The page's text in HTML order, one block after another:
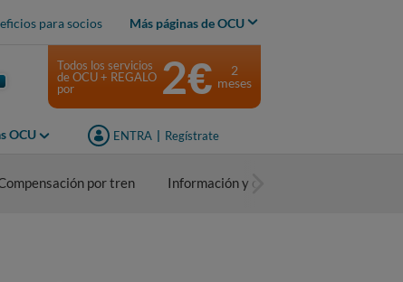
para socios Más páginas de OCU
OCU ENTRA Regístrate
Todos los servicios
de OCU + REGALO
por
2€
2
meses
por tren Información y consejos